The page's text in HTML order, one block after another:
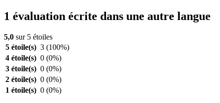
1 évaluation écrite dans une autre langue
5,0 sur 5 étoiles
5 étoile(s) 3 (100%)
4 étoile(s) 0 (0%)
3 étoile(s) 0 (0%)
2 étoile(s) 0 (0%)
1 étoile(s) 0 (0%)